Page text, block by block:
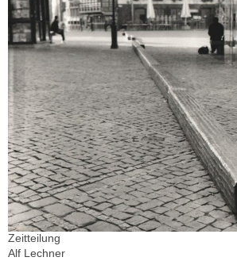
Zeitteilung
Alf Lechner